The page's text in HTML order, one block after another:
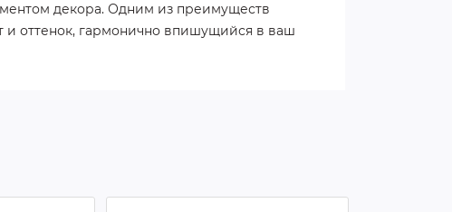
декора. Одним из преимуществ
и оттенок, гармонично впишущийся в ваш